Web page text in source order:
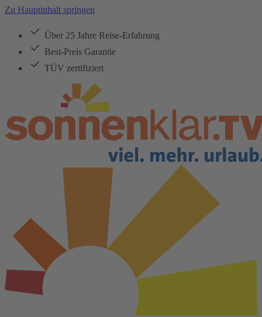
Zu Hauptinhalt springen
Über 25 Jahre Reise-Erfahrung
Best-Preis Garantie
TÜV zertifiziert